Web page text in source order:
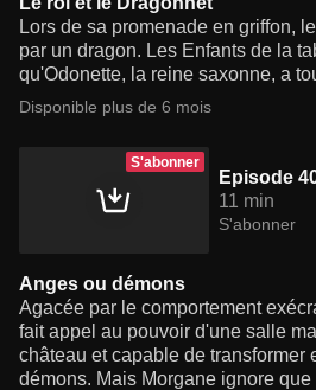
Lors de sa promenade en griffon,
par un dragon. Les Enfants de la
qu'Odonette, la reine saxonne, a
Disponible plus de 6 mois
S'abonner
Episode
11 min
S'abonner
Anges ou démons
Agacée par le comportement
fait appel au pouvoir d'une salle
château et capable de transformer
démons. Mais Morgane ignore